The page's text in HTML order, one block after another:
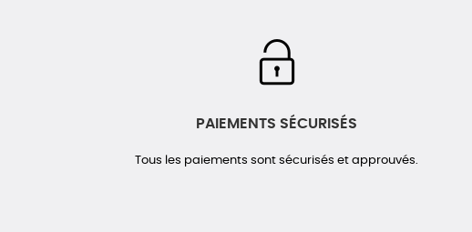
PAIEMENTS SÉCURISÉS
Tous les paiements sont sécurisés et approuvés.